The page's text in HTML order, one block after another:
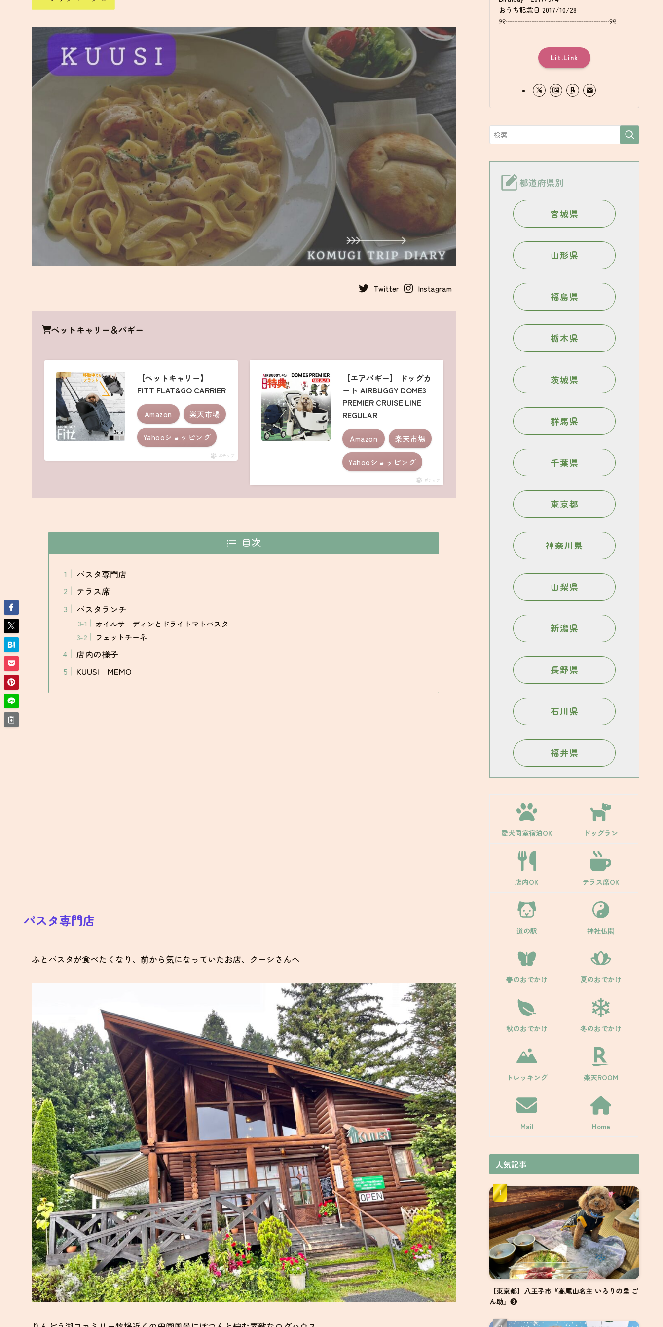
Twitter Instagram
ペットキャリー＆バギー
【ペットキャリー】
FITT FLAT&GO CARRIER
Amazon 楽天市場
Yahooショッピング
ポチップ
【エアバギー】 ドッグカ
ート AIRBUGGY DOME3
PREMIER CRUISE LINE
REGULAR
Amazon 楽天市場
Yahooショッピング
ポチップ
目次
パスタ専門店
テラス席
パスタランチ
オイルサーディンとドライトマトパスタ
フェットチーネ
店内の様子
KUUSI MEMO
パスタ専門店
ふとパスタが食べたくなり、前から気になっていたお店、クーシさんへ
おうち記念日 2017/10/28
୨୧┈┈┈┈┈┈┈┈┈┈┈┈┈┈┈୨୧
Lit.Link
都道府県別
宮城県
山形県
福島県
栃木県
茨城県
群馬県
千葉県
東京都
神奈川県
山梨県
新潟県
長野県
石川県
福井県
愛犬同室宿泊OK ドッグラン
店内OK テラス席OK
道の駅 神社仏閣
春のおでかけ 夏のおでかけ
秋のおでかけ 冬のおでかけ
トレッキング 楽天ROOM
Mail Home
人気記事
【東京都】八王子市『高尾山名主 いろりの里 ご
ん助』❸